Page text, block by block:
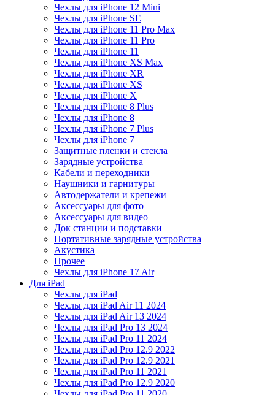
Чехлы для iPhone 12 Mini
Чехлы для iPhone SE
Чехлы для iPhone 11 Pro Max
Чехлы для iPhone 11 Pro
Чехлы для iPhone 11
Чехлы для iPhone XS Max
Чехлы для iPhone XR
Чехлы для iPhone XS
Чехлы для iPhone X
Чехлы для iPhone 8 Plus
Чехлы для iPhone 8
Чехлы для iPhone 7 Plus
Чехлы для iPhone 7
Защитные пленки и стекла
Зарядные устройства
Кабели и переходники
Наушники и гарнитуры
Автодержатели и крепежи
Аксессуары для фото
Аксессуары для видео
Док станции и подставки
Портативные зарядные устройства
Акустика
Прочее
Чехлы для iPhone 17 Air
Для iPad
Чехлы для iPad
Чехлы для iPad Air 11 2024
Чехлы для iPad Air 13 2024
Чехлы для iPad Pro 13 2024
Чехлы для iPad Pro 11 2024
Чехлы для iPad Pro 12.9 2022
Чехлы для iPad Pro 12.9 2021
Чехлы для iPad Pro 11 2021
Чехлы для iPad Pro 12.9 2020